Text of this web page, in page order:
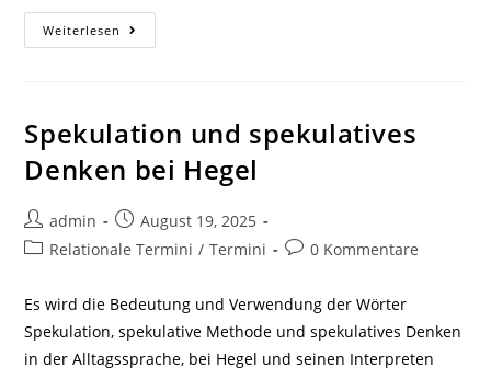
Weiterlesen Explikation
Des
Spekulation und spekulatives
Denken bei Hegel
Beitrags-
Autor:
admin
Beitrag
veröffentlicht:
August 19, 2025
Beitrags-
Relationale Termini / Termini
Beitrags-
0 Kommentare
Es wird die Bedeutung und Verwendung der Wörter
Spekulation, spekulative Methode und spekulatives Denken
in der Alltagssprache, bei Hegel und seinen Interpreten